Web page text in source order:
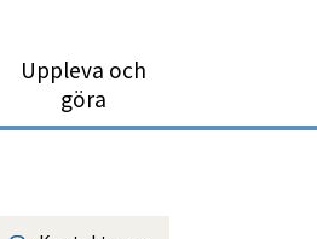
Uppleva och
göra